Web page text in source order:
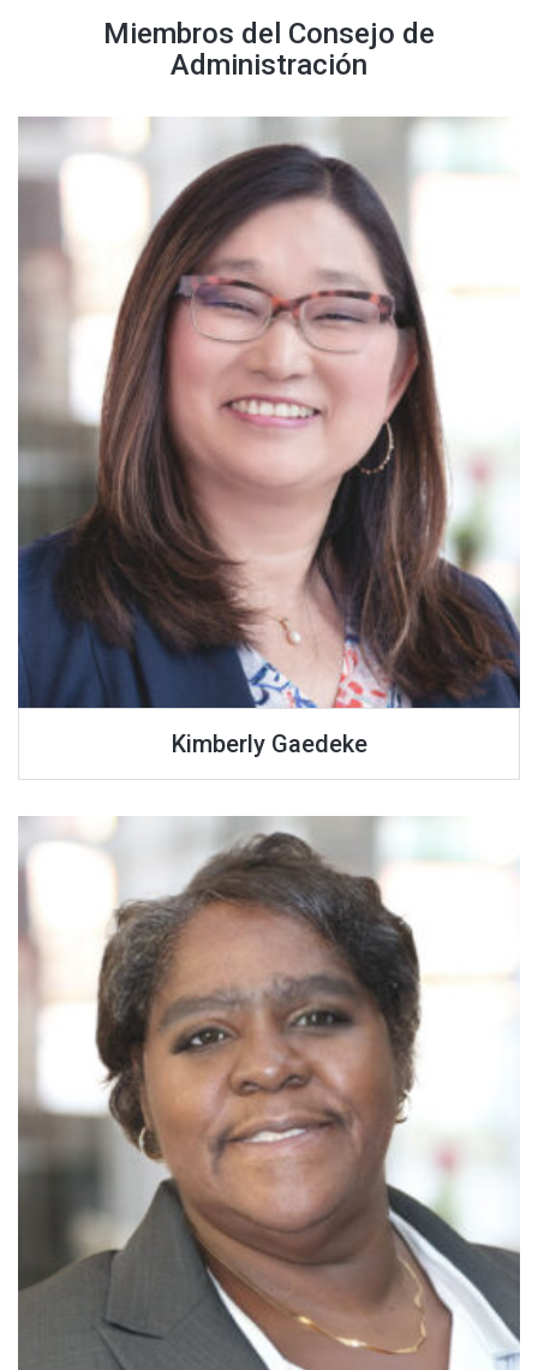
Miembros del Consejo de
Administración
Kimberly Gaedeke